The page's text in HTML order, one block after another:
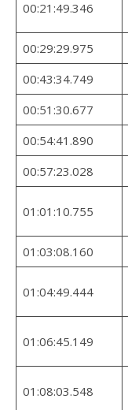
00:21:49.346
00:29:29.975
00:43:34.749
00:51:30.677
00:54:41.890
00:57:23.028
01:01:10.755
01:03:08.160
01:04:49.444
01:06:45.149
01:08:03.548